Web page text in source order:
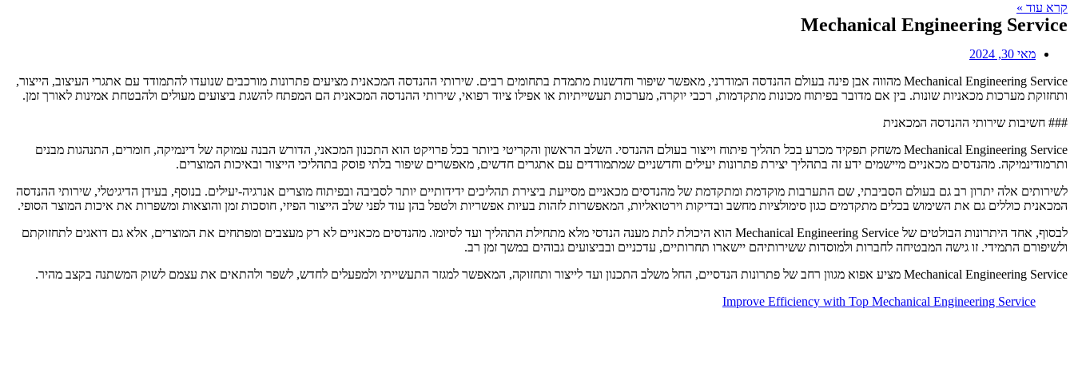
קרא עוד »
Mechanical Engineering Service
מאי 30, 2024
Mechanical Engineering Service מהווה אבן פינה בעולם ההנדסה המודרני, מאפשר שיפור וחדשנות מתמדת בתחומים רבים. שירותי ההנדסה המכאנית מציעים פתרונות מורכבים שנועדו להתמודד עם אתגרי העיצוב, הייצור,
ותחזוקת מערכות מכאניות שונות. בין אם מדובר בפיתוח מכונות מתקדמות, רכבי יוקרה, מערכות תעשייתיות או אפילו ציוד רפואי, שירותי ההנדסה המכאנית הם המפתח להשגת ביצועים מעולים ולהבטחת אמינות לאורך זמן.
### חשיבות שירותי ההנדסה המכאנית
Mechanical Engineering Service משחק תפקיד מכרע בכל תהליך פיתוח וייצור בעולם ההנדסי. השלב הראשון והקריטי ביותר בכל פרויקט הוא התכנון המכאני, הדורש הבנה עמוקה של דינמיקה, חומרים, התנהגות מבנים
ותרמודינמיקה. מהנדסים מכאניים מיישמים ידע זה בתהליך יצירת פתרונות יעילים וחדשניים שמתמודדים עם אתגרים חדשים, מאפשרים שיפור בלתי פוסק בתהליכי הייצור ובאיכות המוצרים.
לשירותים אלה יתרון רב גם בעולם הסביבתי, שם התערבות מוקדמת ומתקדמת של מהנדסים מכאניים מסייעת ביצירת תהליכים ידידותיים יותר לסביבה ובפיתוח מוצרים אנרגיה-יעילים. בנוסף, בעידן הדיגיטלי, שירותי ההנדסה
המכאנית כוללים גם את השימוש בכלים מתקדמים כגון סימולציות מחשב ובדיקות וירטואליות, המאפשרות לזהות בעיות אפשריות ולטפל בהן עוד לפני שלב הייצור הפיזי, חוסכות זמן והוצאות ומשפרות את איכות המוצר הסופי.
לבסוף, אחד היתרונות הבולטים של Mechanical Engineering Service הוא היכולת לתת מענה הנדסי מלא מתחילת התהליך ועד לסיומו. מהנדסים מכאניים לא רק מעצבים ומפתחים את המוצרים, אלא גם דואגים לתחזוקתם
ולשיפורם התמידי. זו גישה המבטיחה לחברות ולמוסדות ששירותיהם יישארו תחרותיים, עדכניים ובביצועים גבוהים במשך זמן רב.
Mechanical Engineering Service מציע אפוא מגוון רחב של פתרונות הנדסיים, החל משלב התכנון ועד לייצור ותחזוקה, המאפשר למגזר התעשייתי ולמפעלים לחדש, לשפר ולהתאים את עצמם לשוק המשתנה בקצב מהיר.
Improve Efficiency with Top Mechanical Engineering Service